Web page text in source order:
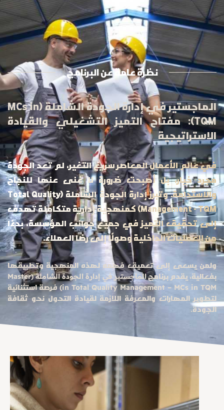
نظرة عامة عن البرنامج
الماجستير في إدارة الجودة الشاملة (MCs in
TQM): مفتاح التميز التشغيلي والقيادة
الاستراتيجية
في عالم الأعمال المعاصر سريع التغير، لم تعد الجودة
مجرد خيار، بل أصبحت ضرورة لا غنى عنها للنجاح
والاستدامة. وتبرز إدارة الجودة الشاملة (Total Quality
Management - TQM) كمنهجية إدارية متكاملة تهدف
إلى تحقيق التميز في جميع جوانب المؤسسة، بدءًا
من العمليات الداخلية وصولًا إلى رضا العملاء.
ولمن يسعى إلى تعميق فهمه لهذه المنهجية وتطبيقها
بفعالية، يقدم برنامج
الماجستير في إدارة الجودة الشاملة (Master
in Total Quality Management – MCs in TQM) فرصة استثنائية
لتطوير المهارات والمعرفة اللازمة لقيادة التحول نحو ثقافة
الجودة.